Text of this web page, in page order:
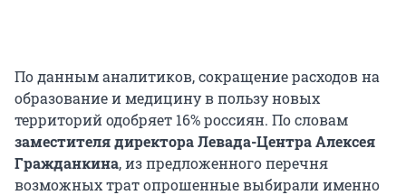
По данным аналитиков, сокращение расходов на
образование и медицину в пользу новых
территорий одобряет 16% россиян. По словам
заместителя директора Левада-Центра Алексея
Гражданкина, из предложенного перечня
возможных трат опрошенные выбирали именно